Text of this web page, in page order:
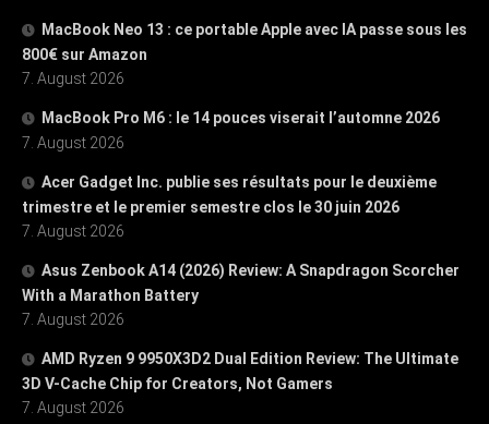
MacBook Neo 13 : ce portable Apple avec IA passe sous les
800€ sur Amazon
7. August 2026
MacBook Pro M6 : le 14 pouces viserait l’automne 2026
7. August 2026
Acer Gadget Inc. publie ses résultats pour le deuxième
trimestre et le premier semestre clos le 30 juin 2026
7. August 2026
Asus Zenbook A14 (2026) Review: A Snapdragon Scorcher
With a Marathon Battery
7. August 2026
AMD Ryzen 9 9950X3D2 Dual Edition Review: The Ultimate
3D V-Cache Chip for Creators, Not Gamers
7. August 2026